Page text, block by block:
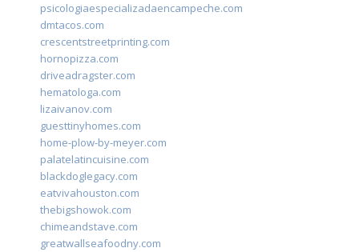
psicologiaespecializadaencampeche.com
dmtacos.com
crescentstreetprinting.com
hornopizza.com
driveadragster.com
hematologa.com
lizaivanov.com
guesttinyhomes.com
home-plow-by-meyer.com
palatelatincuisine.com
blackdoglegacy.com
eatvivahouston.com
thebigshowok.com
chimeandstave.com
greatwallseafoodny.com